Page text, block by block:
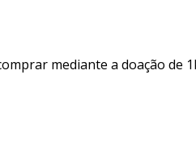
mediante a doação de